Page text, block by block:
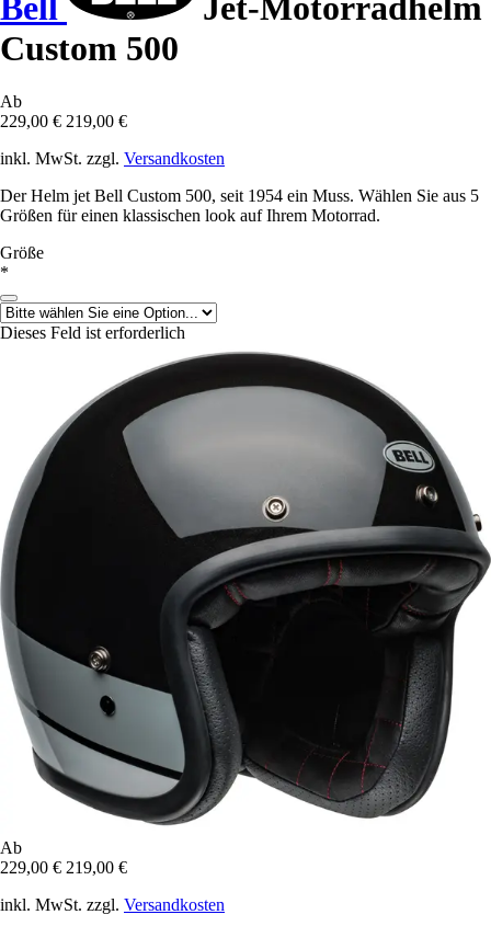
Custom 500
Ab
229,00 € 219,00 €
inkl. MwSt. zzgl. Versandkosten
Der Helm jet Bell Custom 500, seit 1954 ein Muss. Wählen Sie aus 5
Größen für einen klassischen look auf Ihrem Motorrad.
Größe
*
Dieses Feld ist erforderlich
Ab
229,00 € 219,00 €
inkl. MwSt. zzgl. Versandkosten